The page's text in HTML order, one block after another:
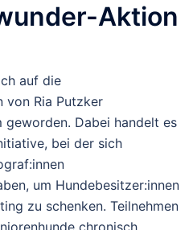
Aktion
auf die
von Ria Putzker
Dabei handelt es
bei der sich
um Hundebesitzer:innen
zu schenken. Teilnehmen
chronisch